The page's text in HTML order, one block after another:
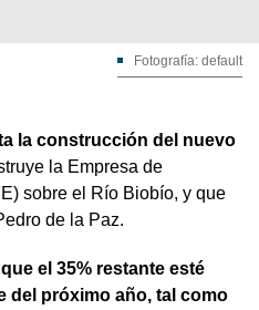
Fotografía: default
la construcción del nuevo
la Empresa de
sobre el Río Biobío, y que
de la Paz.
el 35% restante esté
del próximo año, tal como